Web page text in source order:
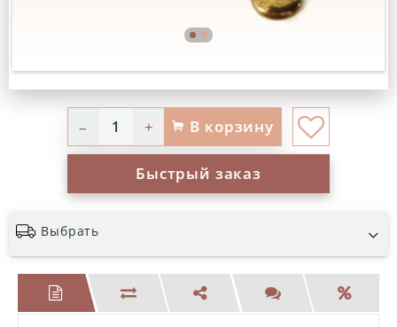
– + В корзину
Быстрый заказ
Выбрать